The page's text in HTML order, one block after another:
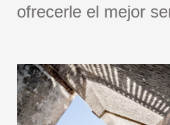
ofrecerle el mejor